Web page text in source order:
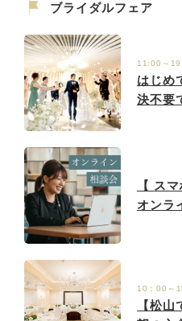
ブライダルフェア
11:00～
はじめ
決不要
【 ス
オンラ
10：00～
【松